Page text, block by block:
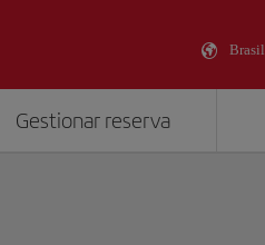
Gestionar reserva